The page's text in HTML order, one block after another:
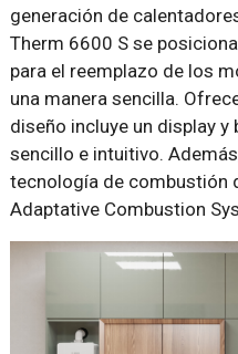
generación de
Therm 6600 S se
para el reemplazo de los
una manera sencilla.
diseño incluye un display
sencillo e intuitivo.
tecnología de combustión
Adaptative Combustion